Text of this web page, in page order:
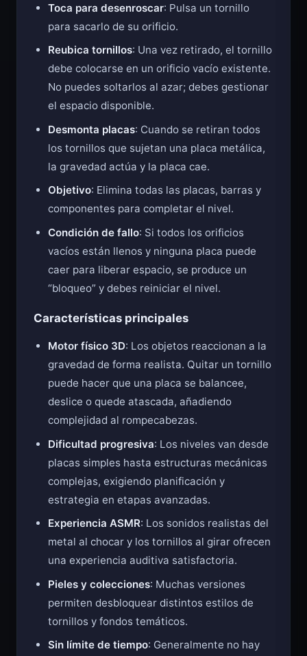
Toca para desenroscar: Pulsa un tornillo
para sacarlo de su orificio.
Reubica tornillos: Una vez retirado, el tornillo
debe colocarse en un orificio vacío existente.
No puedes soltarlos al azar; debes gestionar
el espacio disponible.
Desmonta placas: Cuando se retiran todos
los tornillos que sujetan una placa metálica,
la gravedad actúa y la placa cae.
Objetivo: Elimina todas las placas, barras y
componentes para completar el nivel.
Condición de fallo: Si todos los orificios
vacíos están llenos y ninguna placa puede
caer para liberar espacio, se produce un
“bloqueo” y debes reiniciar el nivel.
Características principales
Motor físico 3D: Los objetos reaccionan a la
gravedad de forma realista. Quitar un tornillo
puede hacer que una placa se balancee,
deslice o quede atascada, añadiendo
complejidad al rompecabezas.
Dificultad progresiva: Los niveles van desde
placas simples hasta estructuras mecánicas
complejas, exigiendo planificación y
estrategia en etapas avanzadas.
Experiencia ASMR: Los sonidos realistas del
metal al chocar y los tornillos al girar ofrecen
una experiencia auditiva satisfactoria.
Pieles y colecciones: Muchas versiones
permiten desbloquear distintos estilos de
tornillos y fondos temáticos.
Sin límite de tiempo: Generalmente no hay